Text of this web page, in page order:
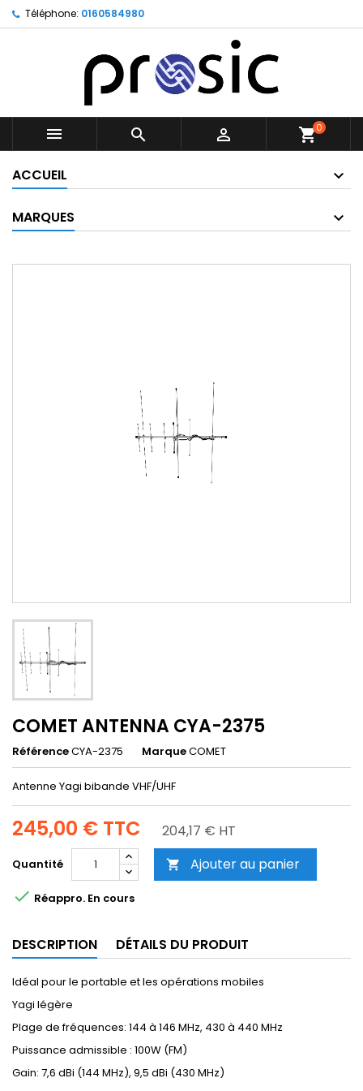
Téléphone: 0160584980
   shopping_cart0
ACCUEIL
MARQUES
COMET ANTENNA CYA-2375
RéférenceCYA-2375 MarqueCOMET
Antenne Yagi bibande VHF/UHF
245,00 € TTC 204,17 € HT
Quantité  Ajouter au panier
 Réappro. En cours
DESCRIPTION DÉTAILS DU PRODUIT
Idéal pour le portable et les opérations mobiles
Yagi légère
Plage de fréquences: 144 à 146 MHz, 430 à 440 MHz
Puissance admissible : 100W (FM)
Gain: 7,6 dBi (144 MHz), 9,5 dBi (430 MHz)